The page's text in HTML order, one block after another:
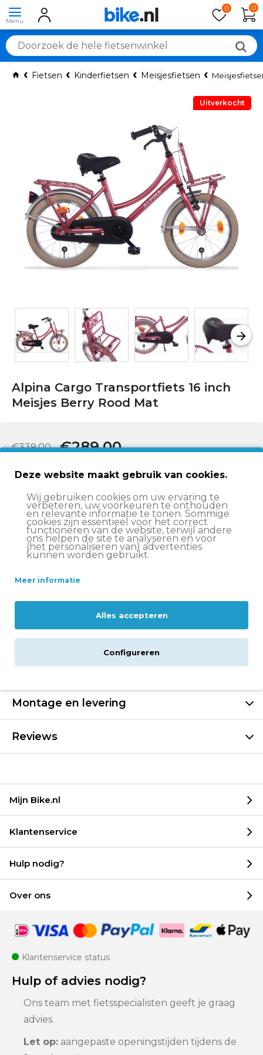
0 0
Fietsen Kinderfietsen Meisjesfietsen
Uitverkocht
Alpina Cargo Transportfiets 16 inch
Meisjes Berry Rood Mat
€289,00
€339,00
In winkelwagen
Indien op voorraad, levering binnen1-2 weken
Ruim assortiment kwaliteitsfietsenvan Loekie en
Alpina
Deskundige
Beschrijving
Specificaties
Montage en levering
Reviews
Mijn Bike.nl
Klantenservice
Hulp nodig?
Over ons
Klantenservice status
Hulp of advies nodig?
Ons team met fietsspecialisten geeft je graag
advies.
Let op: aangepaste openingstijden tijdens de
Deze website maakt gebruik van cookies.
Wij gebruiken cookies om uw ervaring te
verbeteren, uw voorkeuren te onthouden
en relevante informatie te tonen. Sommige
cookies zijn essentieel voor het correct
functioneren van de website, terwijl andere
ons helpen de site te analyseren en voor
(het personaliseren van) advertenties
kunnen worden gebruikt.
Meer informatie
Alles accepteren
Configureren